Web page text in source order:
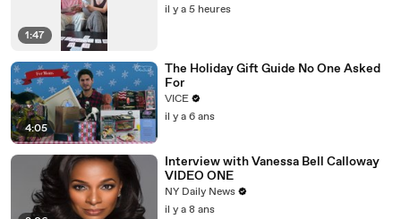
1:47
il y a 5 heures
4:05
The Holiday Gift Guide No One Asked
For
VICE
il y a 6 ans
Interview with Vanessa Bell Calloway
VIDEO ONE
NY Daily News
il y a 8 ans